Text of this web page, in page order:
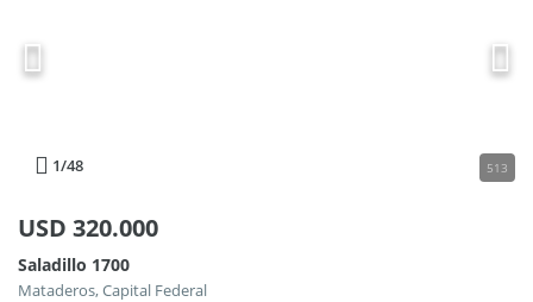
1/48 513
USD 320.000
Saladillo 1700
Mataderos, Capital Federal